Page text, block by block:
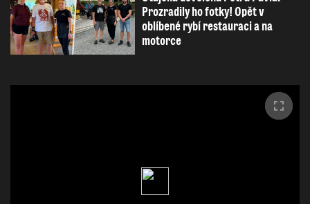
Prozradily ho fotky! Opět v
oblíbené rybí restauraci a na
motorce